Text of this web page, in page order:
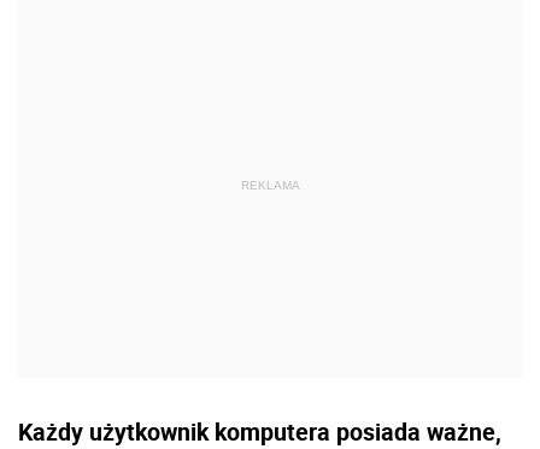
Każdy użytkownik komputera posiada ważne,